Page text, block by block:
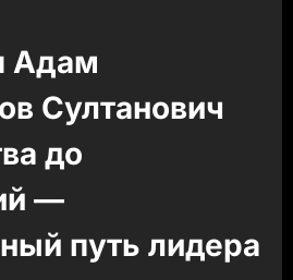
Адам
Султанович
до
—
путь лидера